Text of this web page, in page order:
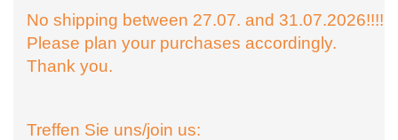
No shipping between 27.07. and 31.07.2026!!!!
Please plan your purchases accordingly.
Thank you.
Treffen Sie uns/join us: